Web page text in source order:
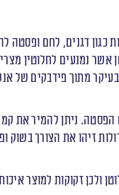
כגון דגנים, לחם ופסטה
אשר נמנעים לחלוטין
מתוך פידבקים של
ניתן להמיר את
זיהו את הצורך
ולכן זקוקות למוצר